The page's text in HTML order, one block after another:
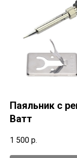
Паяльник с
Ватт
1 500 р.